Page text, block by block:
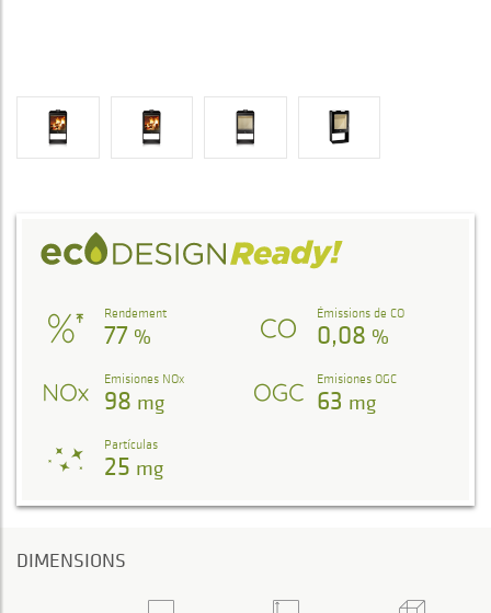
Rendement
77 %
Émissions de CO
0,08 %
Emisiones NOx
98 mg
Emisiones OGC
63 mg
Partículas
25 mg
DIMENSIONS